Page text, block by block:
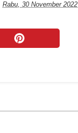
Rabu, 30 November 2022